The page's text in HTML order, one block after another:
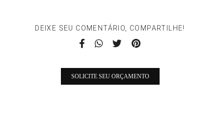
DEIXE SEU COMENTÁRIO, COMPARTILHE!
SOLICITE SEU ORÇAMENTO